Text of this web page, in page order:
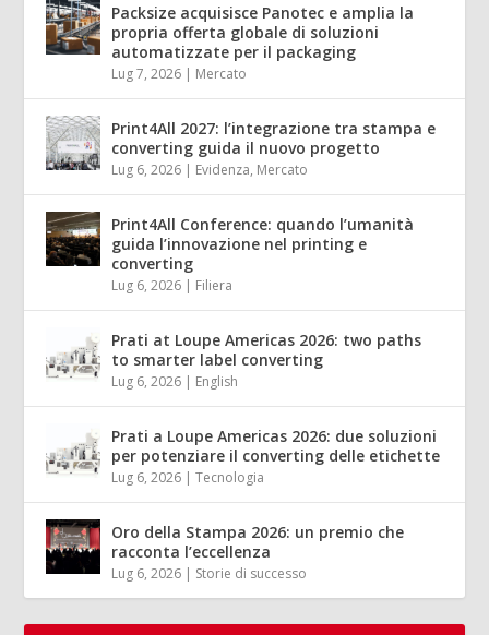
Packsize acquisisce Panotec e amplia la
propria offerta globale di soluzioni
automatizzate per il packaging
Lug 7, 2026 | Mercato
Print4All 2027: l’integrazione tra stampa e
converting guida il nuovo progetto
Lug 6, 2026 | Evidenza, Mercato
Print4All Conference: quando l’umanità
guida l’innovazione nel printing e
converting
Lug 6, 2026 | Filiera
Prati at Loupe Americas 2026: two paths
to smarter label converting
Lug 6, 2026 | English
Prati a Loupe Americas 2026: due soluzioni
per potenziare il converting delle etichette
Lug 6, 2026 |Tecnologia
Oro della Stampa 2026: un premio che
racconta l’eccellenza
Lug 6, 2026 | Storie di successo